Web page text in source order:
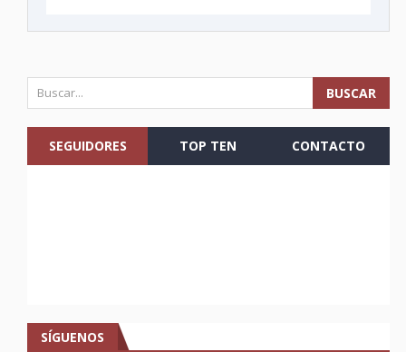
SEGUIDORES TOP TEN CONTACTO
SÍGUENOS